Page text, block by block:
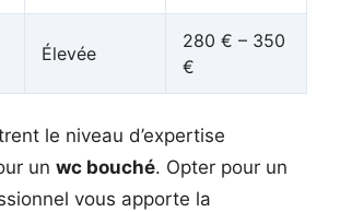
Élevée
280 € – 350
€
le niveau d’expertise
un wc bouché. Opter pour un
vous apporte la